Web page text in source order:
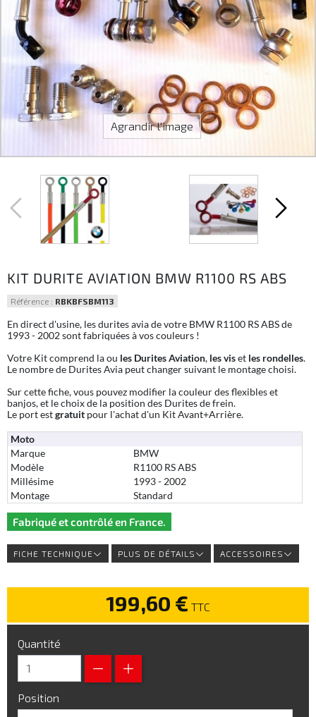
Agrandir l'image
KIT DURITE AVIATION BMW R1100 RS ABS
Référence : RBKBFSBM113
En direct d'usine, les durites avia de votre BMW R1100 RS ABS de
1993 - 2002 sont fabriquées à vos couleurs !
Votre Kit comprend la ou les Durites Aviation, les viset les rondelles.
Le nombre de Durites Avia peut changer suivant le montage choisi.
Sur cette fiche, vous pouvez modifier la couleur des flexibles et
banjos, et le choix de la position des Durites de frein.
Le port estgratuit pour l'achat d'un Kit Avant+Arrière.
Moto
Marque
BMW
Modèle
R1100 RS ABS
Millésime
1993 - 2002
Montage
Standard
Fabriqué et contrôlé en France.
FICHE TECHNIQUE PLUS DE DÉTAILS ACCESSOIRES
199,60 € TTC
Quantité
Position